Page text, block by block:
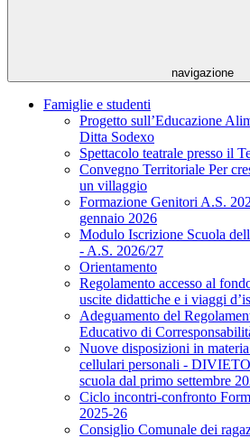
navigazione
Famiglie e studenti
Progetto sull’Educazione
Ditta Sodexo
Spettacolo teatrale presso il
Convegno Territoriale Per
un villaggio
Formazione Genitori A.S.
gennaio 2026
Modulo Iscrizione Scuola
- A.S. 2026/27
Orientamento
Regolamento accesso al
uscite didattiche e i viaggi
Adeguamento del
Educativo di
Nuove disposizioni in
cellulari personali -
scuola dal primo settembre
Ciclo incontri-confronto
2025-26
Consiglio Comunale dei